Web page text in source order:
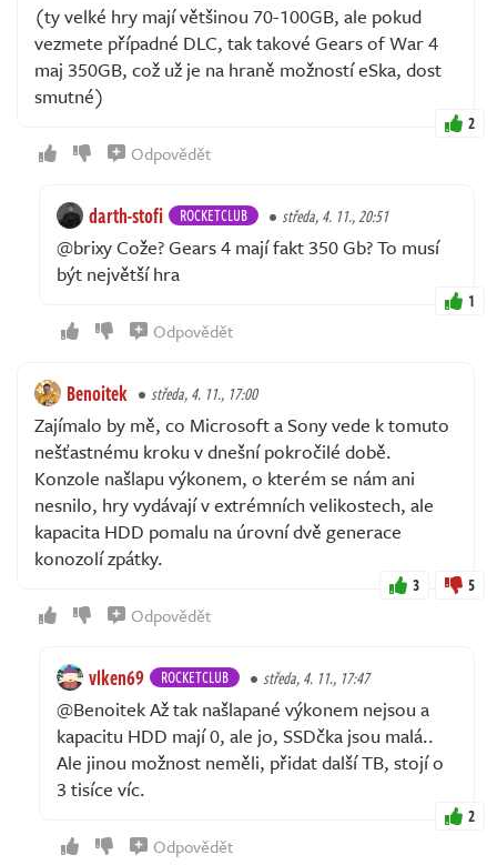
(ty velké hry mají většinou 70-100GB, ale pokud
vezmete případné DLC, tak takové Gears of War 4
maj 350GB, což už je na hraně možností eSka, dost
smutné)
2
Odpovědět
darth-stofi ROCKETCLUB středa, 4. 11., 20:51
@brixy Cože? Gears 4 mají fakt 350 Gb? To musí
být největší hra
1
Odpovědět
Benoitek středa, 4. 11., 17:00
Zajímalo by mě, co Microsoft a Sony vede k tomuto
nešťastnému kroku v dnešní pokročilé době.
Konzole našlapu výkonem, o kterém se nám ani
nesnilo, hry vydávají v extrémních velikostech, ale
kapacita HDD pomalu na úrovní dvě generace
konozolí zpátky.
3 5
Odpovědět
vlken69 ROCKETCLUB středa, 4. 11., 17:47
@Benoitek Až tak našlapané výkonem nejsou a
kapacitu HDD mají 0, ale jo, SSDčka jsou malá..
Ale jinou možnost neměli, přidat další TB, stojí o
3 tisíce víc.
2
Odpovědět